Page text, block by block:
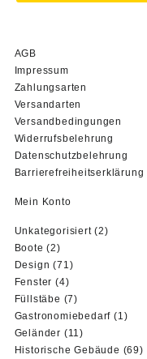
AGB
Impressum
Zahlungsarten
Versandarten
Versandbedingungen
Widerrufsbelehrung
Datenschutzbelehrung
Barrierefreiheitserklärung
Mein Konto
Unkategorisiert 22
Boote 22
Produkte
Design 71 71
Produkte
Fenster 44
Produkte
Füllstäbe 77
Produkte
Gastronomiebedarf 1 1
Geländer 1111
Produkte
Historische Gebäude 6969